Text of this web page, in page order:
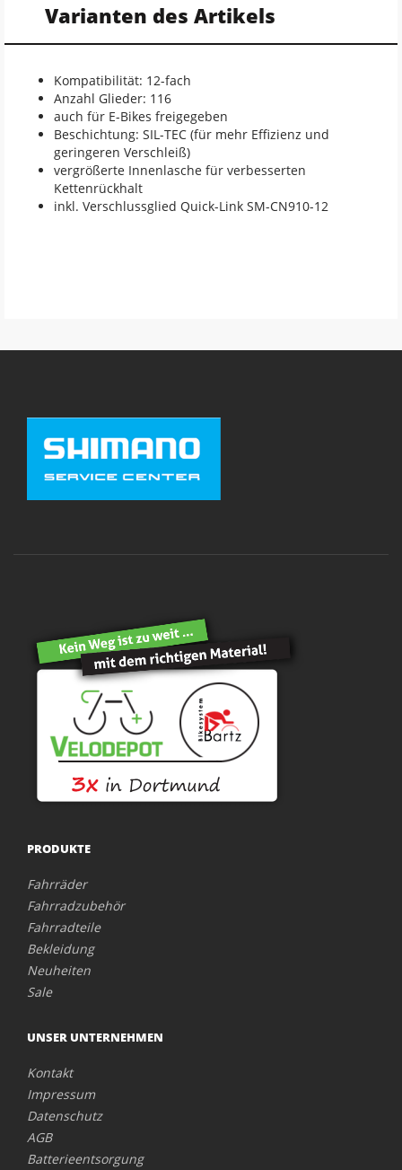
Varianten des Artikels
Kompatibilität: 12-fach
Anzahl Glieder: 116
auch für E-Bikes freigegeben
Beschichtung: SIL-TEC (für mehr Effizienz und
geringeren Verschleiß)
vergrößerte Innenlasche für verbesserten
Kettenrückhalt
inkl. Verschlussglied Quick-Link SM-CN910-12
PRODUKTE
Fahrräder
Fahrradzubehör
Fahrradteile
Bekleidung
Neuheiten
Sale
UNSER UNTERNEHMEN
Kontakt
Impressum
Datenschutz
AGB
Batterieentsorgung